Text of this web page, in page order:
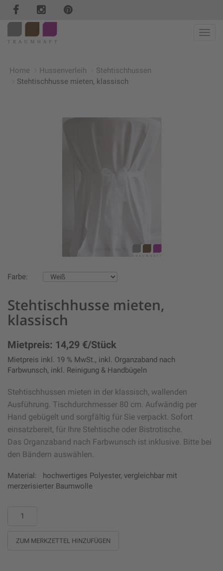
Home Hussenverleih
Stehtischhussen
Stehtischhusse mieten, klassisch
Farbe:
Stehtischhusse mieten,
klassisch
Mietpreis: 14,29 €/Stück
Mietpreis inkl. 19 % MwSt., inkl. Organzaband nach
Farbwunsch, inkl. Reinigung & Handbügeln
Stehtischhussen mieten in der klassisch, wallenden
Ausführung. Tischdurchmesser 80 cm. Aufwändig per
Hand gebügelt und sorgfältig für Sie verpackt. Sofort
einsatzbereit, für Ihre Stehtische oder Bistrotische.
Das Organzaband nach Farbwunsch ist inklusive. Bitte bei
den Bändern auswählen.
Material:
hochwertiges Polyester, vergleichbar mit
merzerisierter Baumwolle
ZUM MERKZETTEL HINZUFÜGEN